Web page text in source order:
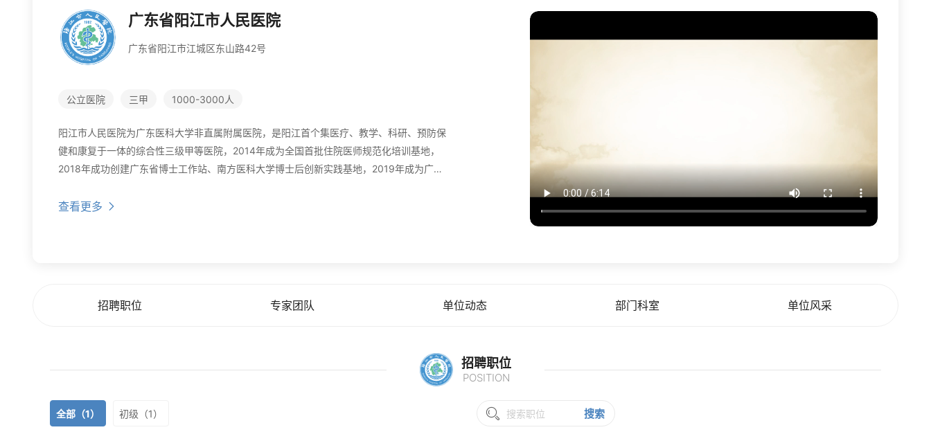
广东省阳江市人民医院
广东省阳江市江城区东山路42号
公立医院 三甲 1000-3000人
阳江市人民医院为广东医科大学非直属附属医院，是阳江首个集医疗、教学、科研、预防保
健和康复于一体的综合性三级甲等医院，2014年成为全国首批住院医师规范化培训基地，
2018年成功创建广东省博士工作站、南方医科大学博士后创新实践基地，2019年成为广东
查看更多
招聘职位 专家团队 单位动态 部门科室 单位风采
招聘职位
POSITION
全部（1） 初级（1） 搜索